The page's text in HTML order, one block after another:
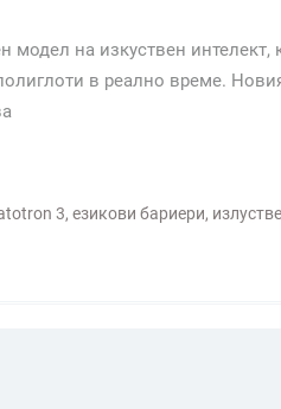
модел на изкуствен
в реално време.
3, езикови бариери,